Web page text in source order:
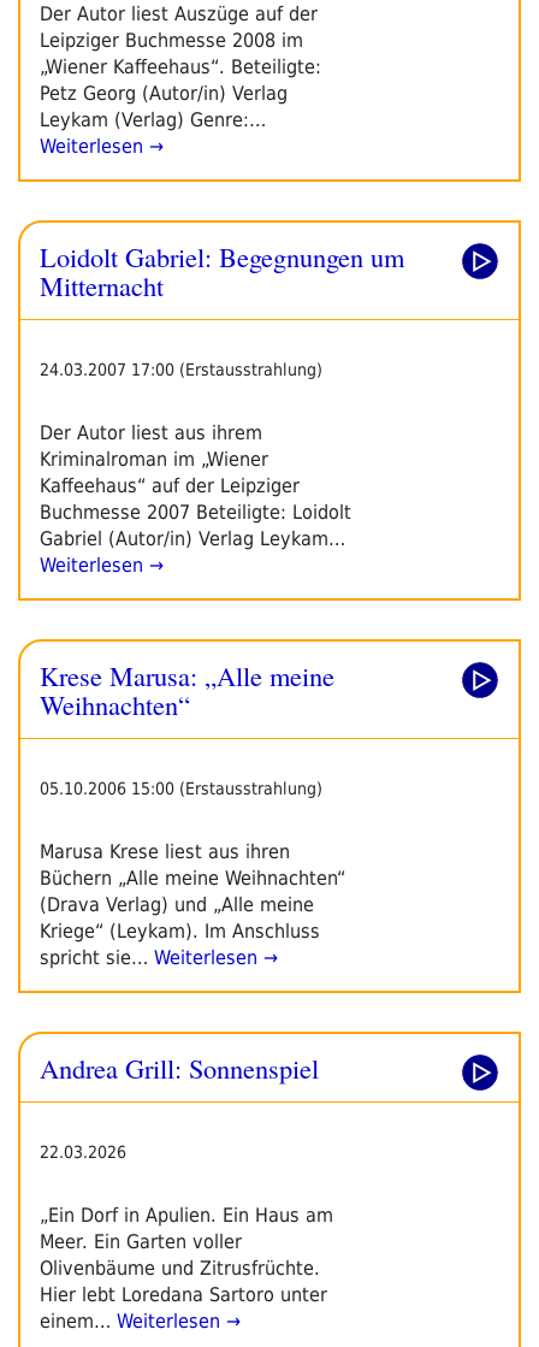
Der Autor liest Auszüge auf der
Leipziger Buchmesse 2008 im
„Wiener Kaffeehaus“. Beteiligte:
Petz Georg (Autor/in) Verlag
Leykam (Verlag) Genre:…
Weiterlesen →
Loidolt Gabriel: Begegnungen um
Mitternacht
24.03.2007 17:00 (Erstausstrahlung)
Der Autor liest aus ihrem
Kriminalroman im „Wiener
Kaffeehaus“ auf der Leipziger
Buchmesse 2007 Beteiligte: Loidolt
Gabriel (Autor/in) Verlag Leykam…
Weiterlesen →
Krese Marusa: „Alle meine
Weihnachten“
05.10.2006 15:00 (Erstausstrahlung)
Marusa Krese liest aus ihren
Büchern „Alle meine Weihnachten“
(Drava Verlag) und „Alle meine
Kriege“ (Leykam). Im Anschluss
spricht sie… Weiterlesen →
Andrea Grill: Sonnenspiel
22.03.2026
„Ein Dorf in Apulien. Ein Haus am
Meer. Ein Garten voller
Olivenbäume und Zitrusfrüchte.
Hier lebt Loredana Sartoro unter
einem… Weiterlesen →